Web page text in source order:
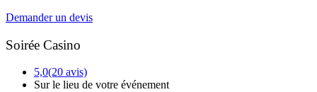
Demander un devis
Soirée Casino
5,0(20 avis)
Sur le lieu de votre événement